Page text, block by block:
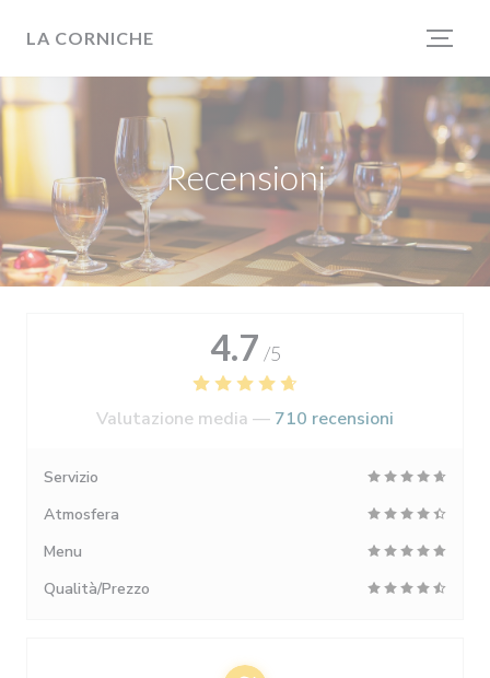
LA CORNICHE
Recensioni
4.7 /5
Valutazione media — 710 recensioni
Servizio
Atmosfera
Menu
Qualità/Prezzo